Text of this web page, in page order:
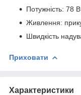
Потужність: 78
Живлення:
Швидкість
Приховати
Характеристики